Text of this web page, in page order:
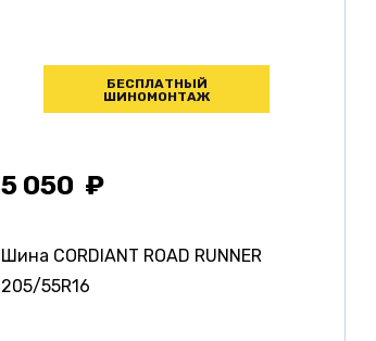
БЕСПЛАТНЫЙ
ШИНОМОНТАЖ
5 050
Шина CORDIANT ROAD RUNNER
205/55R16